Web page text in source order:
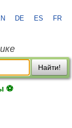
DE ES FR
Найти!
⚽